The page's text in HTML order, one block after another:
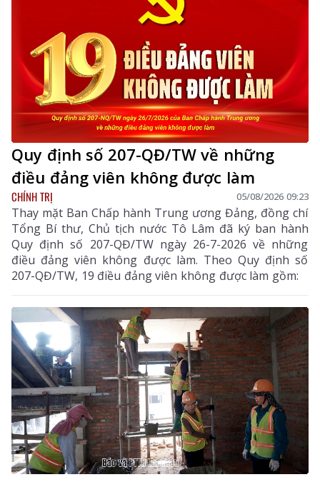
Quy định số 207-QĐ/TW về những
điều đảng viên không được làm
CHÍNH TRỊ 05/08/2026 09:23
Thay mặt Ban Chấp hành Trung ương Đảng, đồng chí
Tổng Bí thư, Chủ tịch nước Tô Lâm đã ký ban hành
Quy định số 207-QĐ/TW ngày 26-7-2026 về những
điều đảng viên không được làm. Theo Quy định số
207-QĐ/TW, 19 điều đảng viên không được làm gồm: